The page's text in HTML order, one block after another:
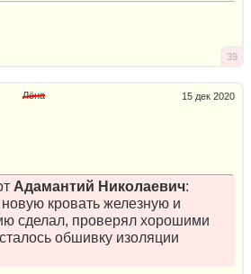
39
15 дек 2020
Лёна
Адамантий Николаевич:
новую кровать железную и
сделал, проверял хорошими
обшивку изоляции